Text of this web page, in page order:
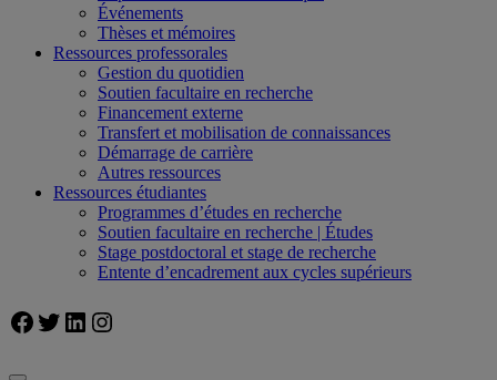
Événements
Thèses et mémoires
Ressources professorales
Gestion du quotidien
Soutien facultaire en recherche
Financement externe
Transfert et mobilisation de connaissances
Démarrage de carrière
Autres ressources
Ressources étudiantes
Programmes d’études en recherche
Soutien facultaire en recherche | Études
Stage postdoctoral et stage de recherche
Entente d’encadrement aux cycles supérieurs
Facebook
Twitter
LinkedIn
Instagram